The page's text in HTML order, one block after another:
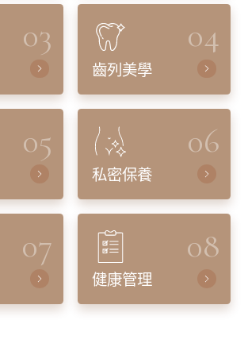
03 04
齒列美學
05 06
私密保養
07 08
健康管理